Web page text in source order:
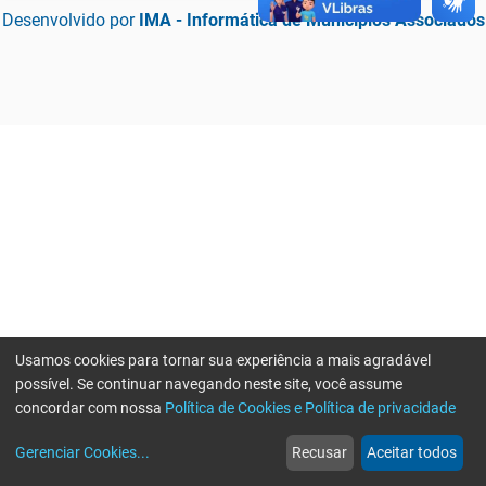
Desenvolvido por IMA - Informática de Municípios Associados
web
Notícias
more_horiz
Mais
Usamos cookies para tornar sua experiência a mais agradável
possível. Se continuar navegando neste site, você assume
concordar com nossa Política de Cookies e Política de privacidade
Gerenciar Cookies... Recusar Aceitar todos
Erro ao enviar informações, por favor tente novamente